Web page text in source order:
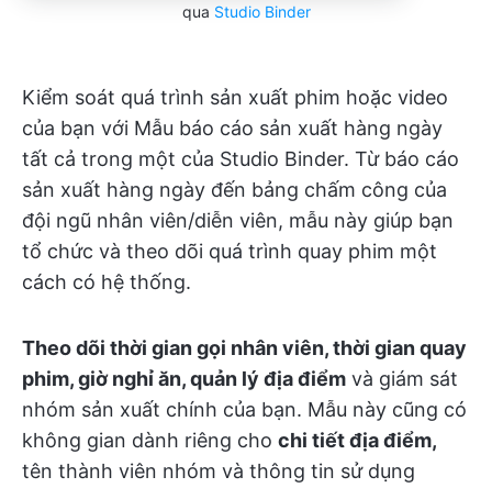
qua Studio Binder
Kiểm soát quá trình sản xuất phim hoặc video
của bạn với Mẫu báo cáo sản xuất hàng ngày
tất cả trong một của Studio Binder. Từ báo cáo
sản xuất hàng ngày đến bảng chấm công của
đội ngũ nhân viên/diễn viên, mẫu này giúp bạn
tổ chức và theo dõi quá trình quay phim một
cách có hệ thống.
Theo dõi thời gian gọi nhân viên, thời gian quay
phim, giờ nghỉ ăn, quản lý địa điểm và giám sát
nhóm sản xuất chính của bạn. Mẫu này cũng có
không gian dành riêng cho chi tiết địa điểm,
tên thành viên nhóm và thông tin sử dụng